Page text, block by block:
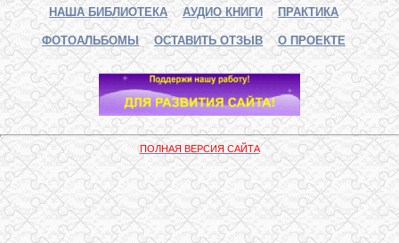
НАША БИБЛИОТЕКА АУДИО КНИГИ ПРАКТИКА
ФОТОАЛЬБОМЫ ОСТАВИТЬ ОТЗЫВ О ПРОЕКТЕ
ПОЛНАЯ ВЕРСИЯ САЙТА